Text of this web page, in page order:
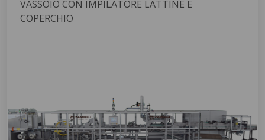
VASSOIO CON IMPILATORE LATTINE E
COPERCHIO